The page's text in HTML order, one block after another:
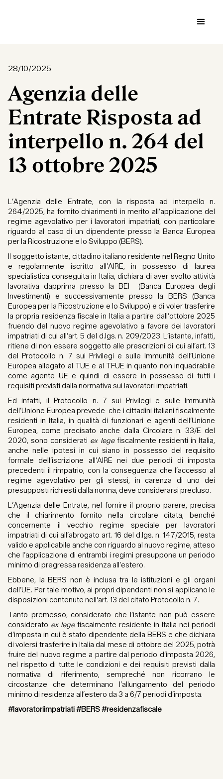
28/10/2025
Agenzia delle
Entrate Risposta ad
interpello n. 264 del
13 ottobre 2025
L’Agenzia delle Entrate, con la risposta ad interpello n.
264/2025, ha fornito chiarimenti in merito all’applicazione del
regime agevolativo per i lavoratori impatriati, con particolare
riguardo al caso di un dipendente presso la Banca Europea
per la Ricostruzione e lo Sviluppo (BERS).
Il soggetto istante, cittadino italiano residente nel Regno Unito
e regolarmente iscritto all’AIRE, in possesso di laurea
specialistica conseguita in Italia, dichiara di aver svolto attività
lavorativa dapprima presso la BEI (Banca Europea degli
Investimenti) e successivamente presso la BERS (Banca
Europea per la Ricostruzione e lo Sviluppo) e di voler trasferire
la propria residenza fiscale in Italia a partire dall’ottobre 2025
fruendo del nuovo regime agevolativo a favore dei lavoratori
impatriati di cui all’art. 5 del d.lgs. n. 209/2023. L’istante, infatti,
ritiene di non essere soggetto alle prescrizioni di cui all’art. 13
del Protocollo n. 7 sui Privilegi e sulle Immunità dell’Unione
Europea allegato al TUE e al TFUE in quanto non inquadrabile
come agente UE e quindi di essere in possesso di tutti i
requisiti previsti dalla normativa sui lavoratori impatriati.
Ed infatti, il Protocollo n. 7 sui Privilegi e sulle Immunità
dell’Unione Europea prevede che i cittadini italiani fiscalmente
residenti in Italia, in qualità di funzionari e agenti dell’Unione
Europea, come precisato anche dalla Circolare n. 33/E del
2020, sono considerati ex legefiscalmente residenti in Italia,
anche nelle ipotesi in cui siano in possesso del requisito
formale dell’iscrizione all’AIRE nei due periodi di imposta
precedenti il rimpatrio, con la conseguenza che l’accesso al
regime agevolativo per gli stessi, in carenza di uno dei
presupposti richiesti dalla norma, deve considerarsi precluso.
L’Agenzia delle Entrate, nel fornire il proprio parere, precisa
che il chiarimento fornito nella circolare citata, benché
concernente il vecchio regime speciale per lavoratori
impatriati di cui all’abrogato art. 16 del d.lgs. n. 147/2015, resta
valido e applicabile anche con riguardo al nuovo regime, atteso
che l’applicazione di entrambi i regimi presuppone un periodo
minimo di pregressa residenza all’estero.
Ebbene, la BERS non è inclusa tra le istituzioni e gli organi
dell’UE. Per tale motivo, ai propri dipendenti non si applicano le
disposizioni contenute nell'art. 13 del citato Protocollo n. 7.
Tanto premesso, considerato che l’istante non può essere
considerato ex legefiscalmente residente in Italia nei periodi
d’imposta in cui è stato dipendente della BERS e che dichiara
di volersi trasferire in Italia dal mese di ottobre del 2025, potrà
fruire del nuovo regime a partire dal periodo d’imposta 2026,
nel rispetto di tutte le condizioni e dei requisiti previsti dalla
normativa di riferimento, sempreché non ricorrano le
circostanze che determinano l’allungamento del periodo
minimo di residenza all’estero da 3 a 6/7 periodi d’imposta.
#lavoratoriimpatriati #BERS #residenzafiscale